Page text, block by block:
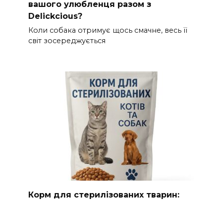
вашого улюбленця разом з
Delickcious?
Коли собака отримує щось смачне, весь її
світ зосереджується
Корм для стерилізованих тварин: